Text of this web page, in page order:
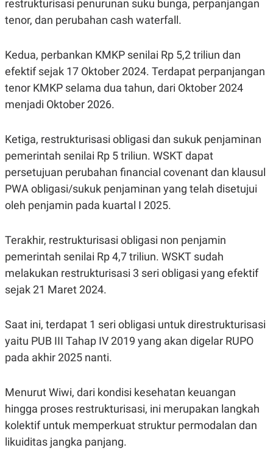
restrukturisasi penurunan suku bunga, perpanjangan
tenor, dan perubahan cash waterfall.
Kedua, perbankan KMKP senilai Rp 5,2 triliun dan
efektif sejak 17 Oktober 2024. Terdapat perpanjangan
tenor KMKP selama dua tahun, dari Oktober 2024
menjadi Oktober 2026.
Ketiga, restrukturisasi obligasi dan sukuk penjaminan
pemerintah senilai Rp 5 triliun. WSKT dapat
persetujuan perubahan financial covenant dan klausul
PWA obligasi/sukuk penjaminan yang telah disetujui
oleh penjamin pada kuartal I 2025.
Terakhir, restrukturisasi obligasi non penjamin
pemerintah senilai Rp 4,7 triliun. WSKT sudah
melakukan restrukturisasi 3 seri obligasi yang efektif
sejak 21 Maret 2024.
Saat ini, terdapat 1 seri obligasi untuk direstrukturisasi
yaitu PUB III Tahap IV 2019 yang akan digelar RUPO
pada akhir 2025 nanti.
Menurut Wiwi, dari kondisi kesehatan keuangan
hingga proses restrukturisasi, ini merupakan langkah
kolektif untuk memperkuat struktur permodalan dan
likuiditas jangka panjang.